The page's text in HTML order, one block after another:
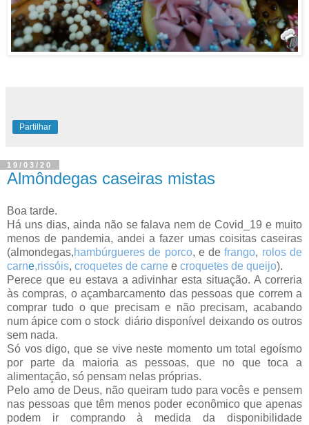
Partilhar
19/03/20
Almôndegas caseiras mistas
Boa tarde.
Há uns dias, ainda não se falava nem de Covid_19 e muito
menos de pandemia, andei a fazer umas coisitas caseiras
(almondegas,hambúrgueres de porco, e defrango, rolos de
carne,rissóis, croquetes de carne e croquetes de queijo).
Perece que eu estava a adivinhar esta situação. A correria
às compras, o açambarcamento das pessoas que correm a
comprar tudo o que precisam e não precisam, acabando
num ápice com o stock diário disponível deixando os outros
sem nada.
Só vos digo, que se vive neste momento um total egoísmo
por parte da maioria as pessoas, que no que toca a
alimentação, só pensam nelas próprias.
Pelo amo de Deus, não queiram tudo para vocês e pensem
nas pessoas que têm menos poder econômico que apenas
podem ir comprando à medida da disponibilidade